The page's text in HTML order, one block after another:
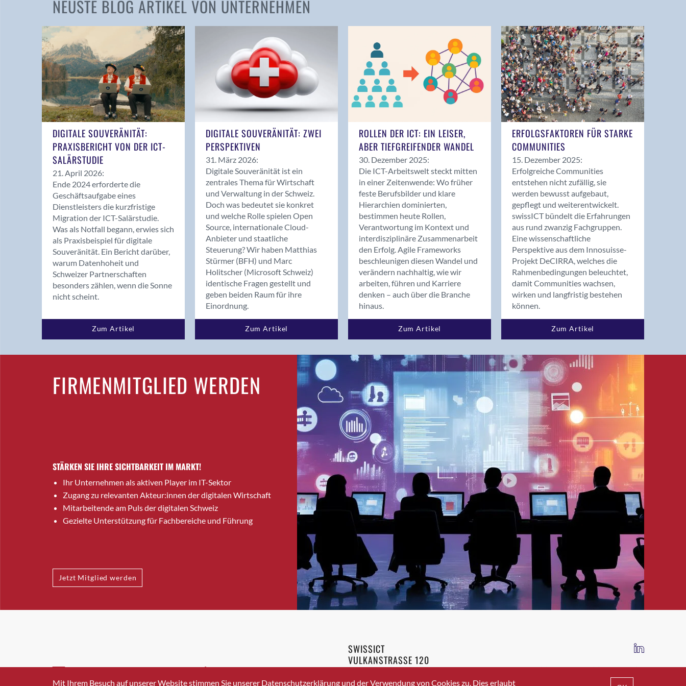
Andelfingen
Balsthal
Balzers
Bassersdorf
Benken (SG)
Bergdietikon
Bern - Liebefeld
Bolligen
Bonaduz
Bonstetten
Bottighofen
Bremgarten bei Bern
Brig-Glis
Bronschhofen
Brugg AG
Brütten
Bubendorf
Buchs (SG)
Bäretswil
Bülach
Cazis
Cham
Davos Platz
Davos Platz 1
NEUSTE BLOG ARTIKEL VON UNTERNEHMEN
DIGITALE SOUVERÄNITÄT:
PRAXISBERICHT VON DER ICT-
SALÄRSTUDIE
21. April 2026:
Ende 2024 erforderte die
Geschäftsaufgabe eines
Dienstleisters die kurzfristige
Migration der ICT-Salärstudie.
Was als Notfall begann, erwies sich
als Praxisbeispiel für digitale
Souveränität. Ein Bericht darüber,
warum Datenhoheit und
Schweizer Partnerschaften
besonders zählen, wenn die Sonne
nicht scheint.
Zum Artikel
DIGITALE SOUVERÄNITÄT: ZWEI
PERSPEKTIVEN
31. März 2026:
Digitale Souveränität ist ein
zentrales Thema für Wirtschaft
und Verwaltung in der Schweiz.
Doch was bedeutet sie konkret
und welche Rolle spielen Open
Source, internationale Cloud-
Anbieter und staatliche
Steuerung? Wir haben Matthias
Stürmer (BFH) und Marc
Holitscher (Microsoft Schweiz)
identische Fragen gestellt und
geben beiden Raum für ihre
Einordnung.
Zum Artikel
ROLLEN DER ICT: EIN LEISER,
ABER TIEFGREIFENDER WANDEL
30. Dezember 2025:
Die ICT-Arbeitswelt steckt mitten
in einer Zeitenwende: Wo früher
feste Berufsbilder und klare
Hierarchien dominierten,
bestimmen heute Rollen,
Verantwortung im Kontext und
interdisziplinäre Zusammenarbeit
den Erfolg. Agile Frameworks
beschleunigen diesen Wandel und
verändern nachhaltig, wie wir
arbeiten, führen und Karriere
denken – auch über die Branche
hinaus.
Zum Artikel
ERFOLGSFAKTOREN FÜR STARKE
COMMUNITIES
15. Dezember 2025:
Erfolgreiche Communities
entstehen nicht zufällig, sie
werden bewusst aufgebaut,
gepflegt und weiterentwickelt.
swissICT bündelt die Erfahrungen
aus rund zwanzig Fachgruppen.
Eine wissenschaftliche
Perspektive aus dem Innosuisse-
Projekt DeCIRRA, welches die
Rahmenbedingungen beleuchtet,
damit Communities wachsen,
wirken und langfristig bestehen
können.
Zum Artikel
FIRMENMITGLIED WERDEN
STÄRKEN SIE IHRE SICHTBARKEIT IM MARKT!
Ihr Unternehmen als aktiven Player im IT-Sektor
Zugang zu relevanten Akteur:innen der digitalen Wirtschaft
Mitarbeitende am Puls der digitalen Schweiz
Gezielte Unterstützung für Fachbereiche und Führung
Jetzt Mitglied werden
INFO@SWISSICT.CH +41 43 336 40 20
SWISSICT
VULKANSTRASSE 120
8048 ZURICH
IMPRESSUM DATENSCHUTZ AGB
Mit Ihrem Besuch auf unserer Website stimmen Sie unserer Datenschutzerklärung und der Verwendung von Cookies zu. Dies erlaubt